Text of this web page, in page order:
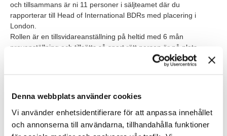
Denna webbplats använder cookies
Vi använder enhetsidentifierare för att anpassa innehållet
och annonserna till användarna, tillhandahålla funktioner
och tillsammans är ni 11 personer i säljteamet där du
rapporterar till Head of International BDRs med placering i
London.
Rollen är en tillsvidareanställning på heltid med 6 mån
provanställning och tillsätts så snart rätt person är på plats.
Du har ett intresse och en passion för ny teknologi och vill
fortsätta utvecklas inom detta område. Du motiveras av
utmaningar och tar dig an dem med positivitet och ihärdighet.
Du känner dig bekväm i att ta kontakt med personer på alla